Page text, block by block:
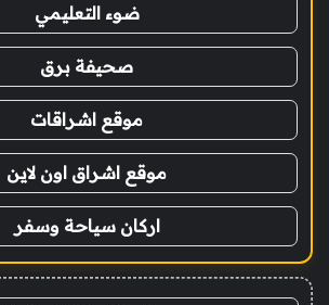
ضوء التعليمي
صحيفة برق
موقع اشراقات
موقع اشراق اون لاين
اركان سياحة وسفر